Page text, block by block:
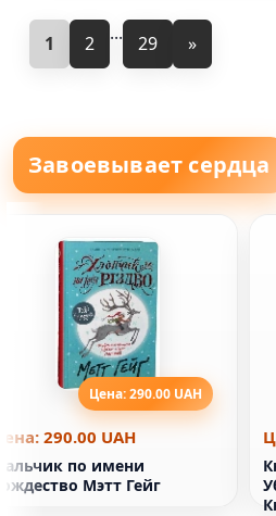
1 2 ... 29 »
Завоевывает сердца
Цена: 290.00 UAH
290.00 UAH
по имени
Мэтт Гейг